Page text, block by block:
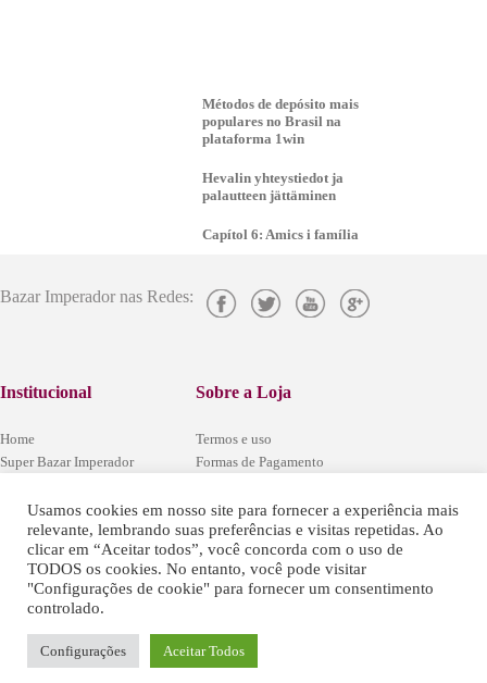
Métodos de depósito mais
populares no Brasil na
plataforma 1win
Hevalin yhteystiedot ja
palautteen jättäminen
Capítol 6: Amics i família
Usamos cookies em nosso site para fornecer a experiência mais
relevante, lembrando suas preferências e visitas repetidas. Ao
clicar em “Aceitar todos”, você concorda com o uso de
TODOS os cookies. No entanto, você pode visitar
"Configurações de cookie" para fornecer um consentimento
controlado.
Configurações Aceitar Todos
Bazar Imperador nas Redes:
Institucional
Home
Super Bazar Imperador
Central de Atendimento
Trabalhe conosco
Fale Conosco
Sobre a Loja
Termos e uso
Formas de Pagamento
Codigo Defesa do Consumidor
Regulamentos das Promoções
Política de Arrependimento e Trocas
Super Bazar Imperial - © 2016 - Todos